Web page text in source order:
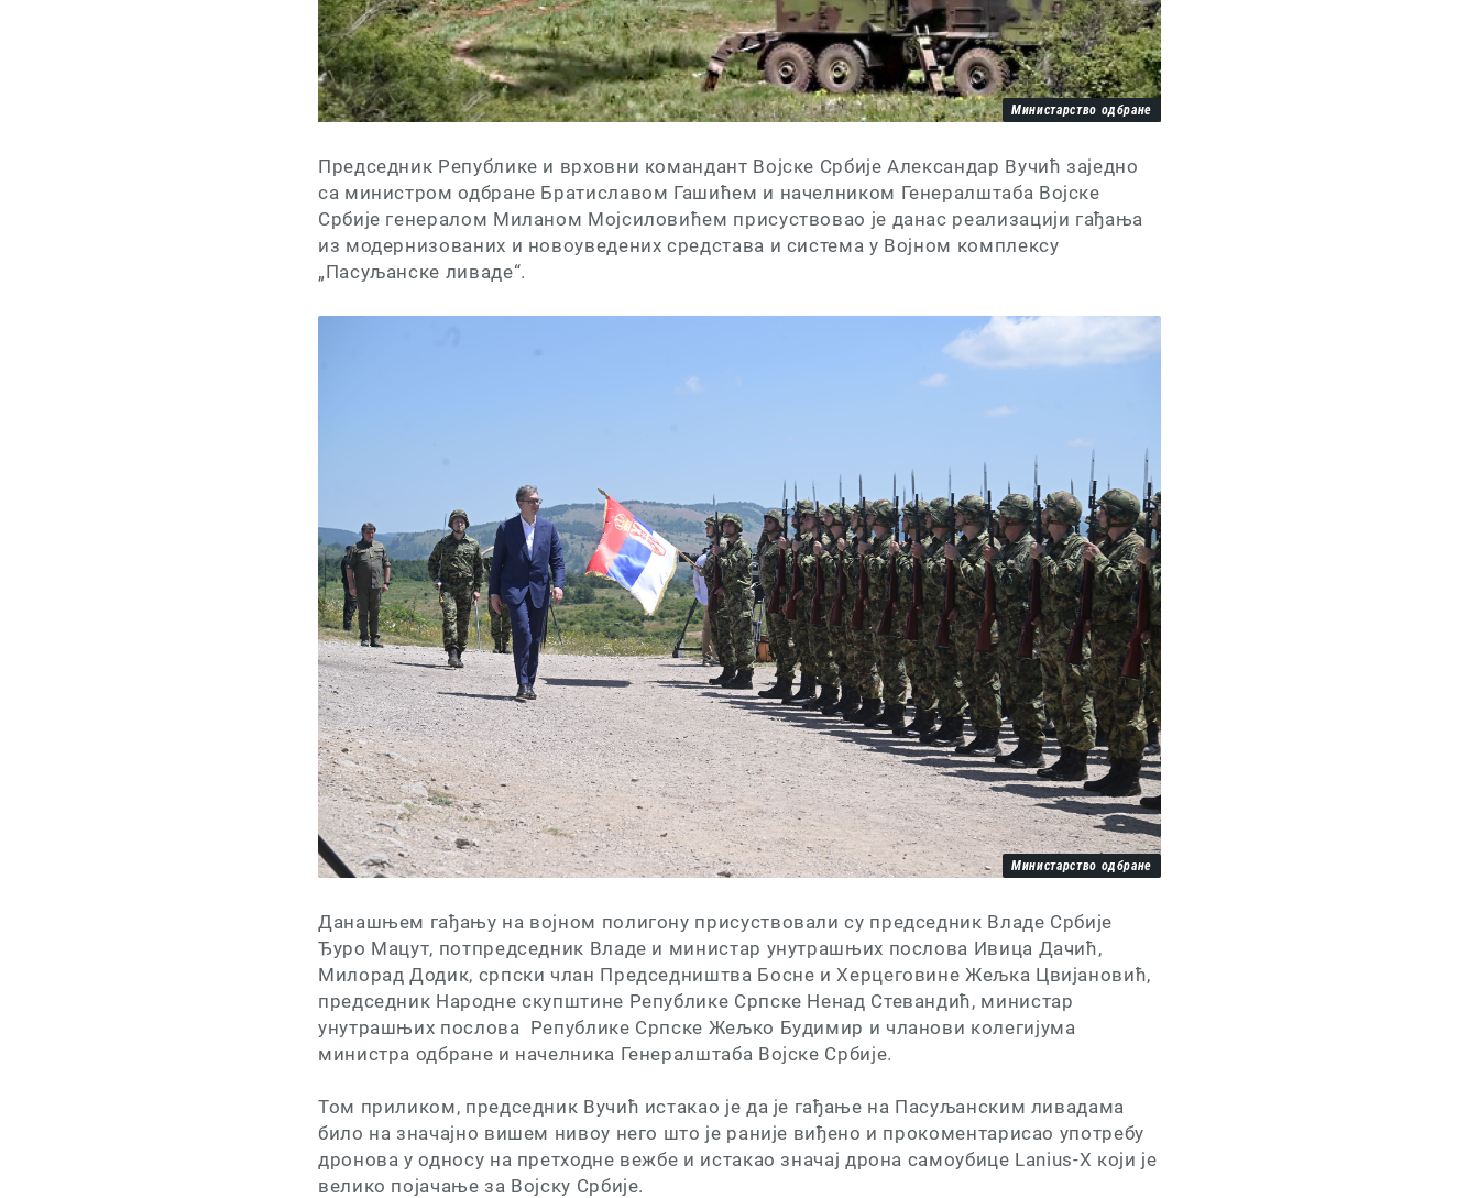
Министарство одбране
Председник Републике и врховни командант Војске Србије Александар Вучић заједно
са министром одбране Братиславом Гашићем и начелником Генералштаба Војске
Србије генералом Миланом Мојсиловићем присуствовао је данас реализацији гађања
из модернизованих и новоуведених средстава и система у Војном комплексу
„Пасуљанске ливаде“.
Министарство одбране
Данашњем гађању на војном полигону присуствовали су председник Владе Србије
Ђуро Мацут, потпредседник Владе и министар унутрашњих послова Ивица Дачић,
Милорад Додик, српски члан Председништва Босне и Херцеговине Жељка Цвијановић,
председник Народне скупштине Републике Српске Ненад Стевандић, министар
унутрашњих послова Републике Српске Жељко Будимир и чланови колегијума
министра одбране и начелника Генералштаба Војске Србије.
Том приликом, председник Вучић истакао је да је гађање на Пасуљанским ливадама
било на значајно вишем нивоу него што је раније виђено и прокоментарисао употребу
дронова у односу на претходне вежбе и истакао значај дрона самоубице Lanius-X који је
велико појачање за Војску Србије.